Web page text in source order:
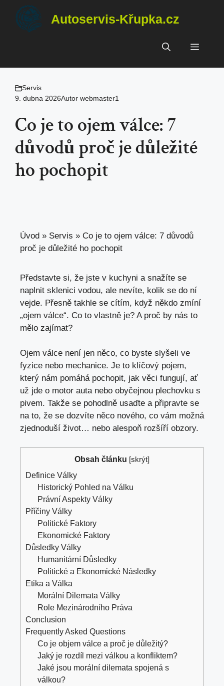
Přeskočit
obsah
Autoservis-Křupka.cz
Menu
Servis
9. dubna 2026Autor webmaster1
Co je to ojem válce: 7
důvodů proč je důležité
ho pochopit
Úvod » Servis » Co je to ojem válce: 7 důvodů
proč je důležité ho pochopit
Představte si, že jste v kuchyni a snažíte se
naplnit sklenici vodou, ale nevíte, kolik se do ní
vejde. Přesně takhle se cítím, když někdo zmíní
„ojem válce“. Co to vlastně je? A proč by nás to
mělo zajímat?
Ojem válce není jen něco, co byste slyšeli ve
fyzice nebo mechanice. Je to klíčový pojem,
který nám pomáhá pochopit, jak věci fungují, ať
už jde o motor auta nebo obyčejnou plechovku s
pivem. Takže se pohodlně usaďte a připravte se
nato, že se dozvíte něco nového, co vám možná
zjednoduší život… nebo alespoň rozšíří obzory.
Obsah článku [skrýt]
Definice Války
Historický Pohled na Válku
Právní Aspekty Války
Příčiny Války
Politické Faktory
Ekonomické Faktory
Důsledky Války
Humanitární Důsledky
Politické a Ekonomické Následky
Etika a Válka
Morální Dilemata Války
Role Mezinárodního Práva
Conclusion
Frequently Asked Questions
Co je objem válce a proč je důležitý?
Jaký je rozdíl mezi válkou a konfliktem?
Jaké jsou morální dilemata spojená s
válkou?